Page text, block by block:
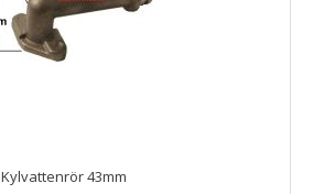
Kylvattenrör 43mm